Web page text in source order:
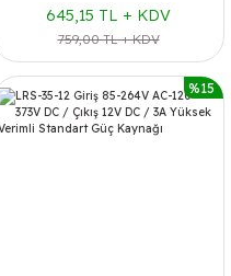
645,15 TL + KDV
759,00 TL + KDV
%15